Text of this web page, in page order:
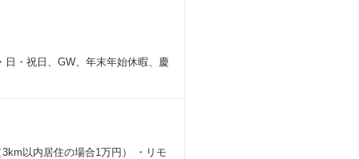
・祝⽇、GW、年末年始休暇、慶
以内居住の場合1万円） ・リモ